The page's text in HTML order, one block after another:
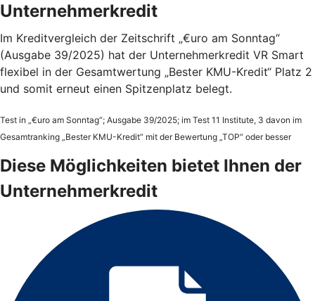
Unternehmerkredit
Im Kreditvergleich der Zeitschrift „€uro am Sonntag“
(Ausgabe 39/2025) hat der Unternehmerkredit VR Smart
flexibel in der Gesamtwertung „Bester KMU-Kredit“ Platz 2
und somit erneut einen Spitzenplatz belegt.
Test in „€uro am Sonntag“; Ausgabe 39/2025; im Test 11 Institute, 3 davon im
Gesamtranking „Bester KMU-Kredit“ mit der Bewertung „TOP“ oder besser
Diese Möglichkeiten bietet Ihnen der
Unternehmerkredit